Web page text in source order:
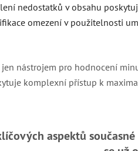
nedostatků v obsahu
omezení v použitelnosti
jen nástrojem pro hodnocení
komplexní přístup k
aspektů